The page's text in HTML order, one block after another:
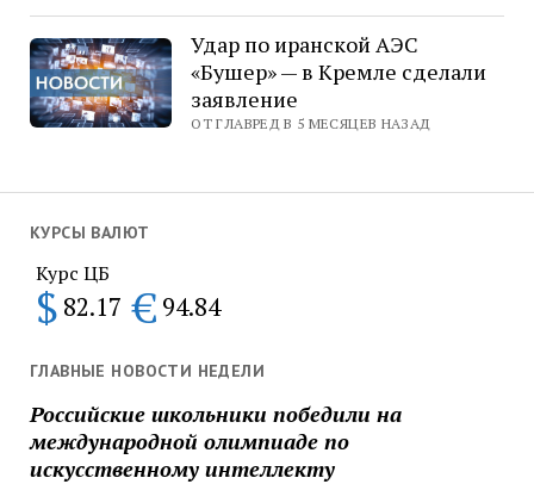
КУРСЫ ВАЛЮТ
Курс ЦБ
$ 82.17 € 94.84
ГЛАВНЫЕ НОВОСТИ НЕДЕЛИ
Российские школьники победили на
международной олимпиаде по
искусственному интеллекту
Удар по иранской АЭС
«Бушер» — в Кремле сделали
заявление
ОТ ГЛАВРЕД В 5 МЕСЯЦЕВ НАЗАД